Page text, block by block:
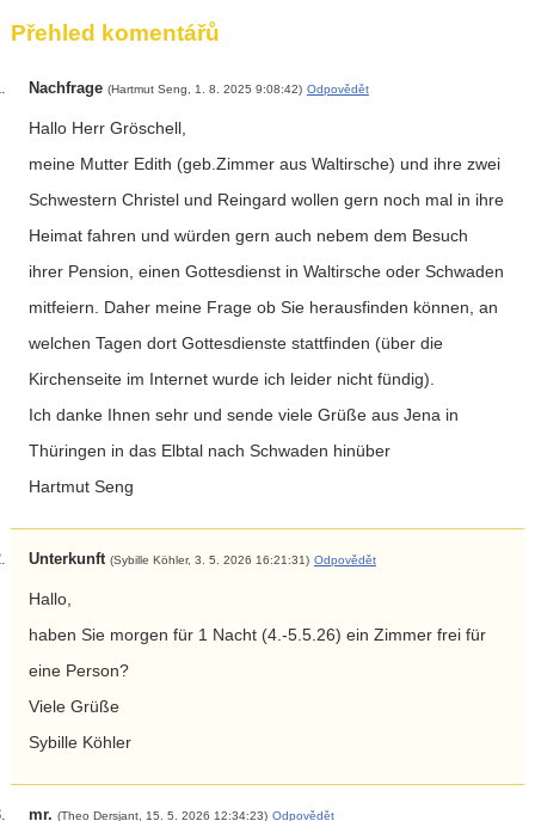
Přehled komentářů
Nachfrage (Hartmut Seng, 1. 8. 2025 9:08:42) Odpovědět
Hallo Herr Gröschell,
meine Mutter Edith (geb.Zimmer aus Waltirsche) und ihre zwei
Schwestern Christel und Reingard wollen gern noch mal in ihre
Heimat fahren und würden gern auch nebem dem Besuch
ihrer Pension, einen Gottesdienst in Waltirsche oder Schwaden
mitfeiern. Daher meine Frage ob Sie herausfinden können, an
welchen Tagen dort Gottesdienste stattfinden (über die
Kirchenseite im Internet wurde ich leider nicht fündig).
Ich danke Ihnen sehr und sende viele Grüße aus Jena in
Thüringen in das Elbtal nach Schwaden hinüber
Hartmut Seng
Unterkunft (Sybille Köhler, 3. 5. 2026 16:21:31) Odpovědět
Hallo,
haben Sie morgen für 1 Nacht (4.-5.5.26) ein Zimmer frei für
eine Person?
Viele Grüße
Sybille Köhler
mr. (Theo Dersjant, 15. 5. 2026 12:34:23) Odpovědět